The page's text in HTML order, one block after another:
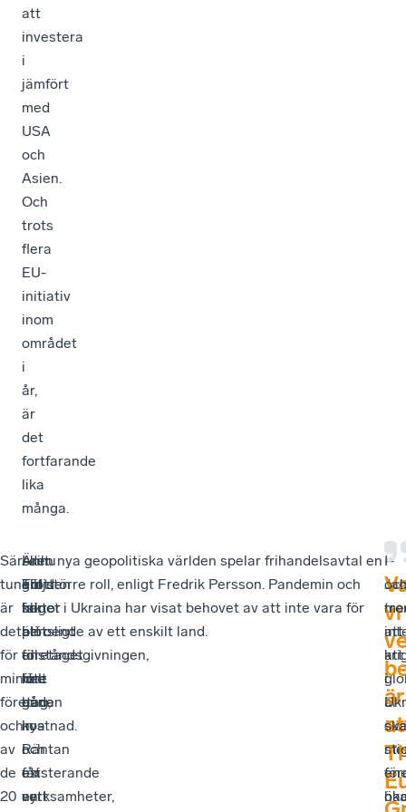
att
investera
i
jämfört
med
USA
och
Asien.
Och
trots
flera
EU-
initiativ
inom
området
i
år,
är
det
fortfarande
lika
många.
Särskilt
tungrott
är
det
för
mindre
företag,
och
av
de
20
–
Följden
blir
att
företaget
inte
går
in
i
ett
nytt
Ännu
en
faktor
är
tillståndsgivningen,
för
både
nya
och
existerande
verksamheter,
–
Tid
har
plötsligt
en
helt
annan
kostnad.
Räntan
får
en
I den nya geopolitiska världen spelar frihandelsavtal en
allt större roll, enligt Fredrik Persson. Pandemin och
kriget i Ukraina har visat behovet av att inte vara för
beroende av ett enskilt land.
–
Jag
att
är
vi
är
I
att
i